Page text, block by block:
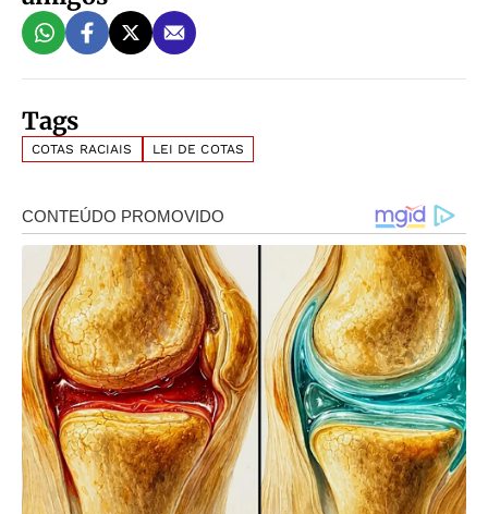
Tags
COTAS RACIAIS LEI DE COTAS